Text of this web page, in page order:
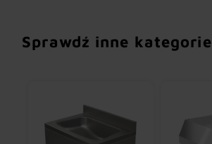
Sprawdź inne kategorie